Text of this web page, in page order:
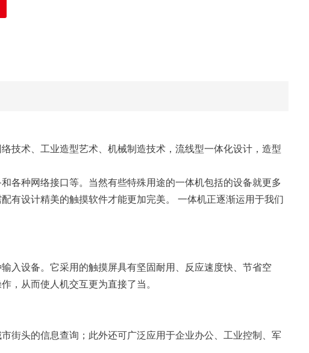
技术、工业造型艺术、机械制造技术，流线型一体化设计，造型
各种网络接口等。当然有些特殊用途的一体机包括的设备就更多
有设计精美的触摸软件才能更加完美。 一体机正逐渐运用于我们
入设备。它采用的触摸屏具有坚固耐用、反应速度快、节省空
，从而使人机交互更为直接了当。
街头的信息查询；此外还可广泛应用于企业办公、工业控制、军